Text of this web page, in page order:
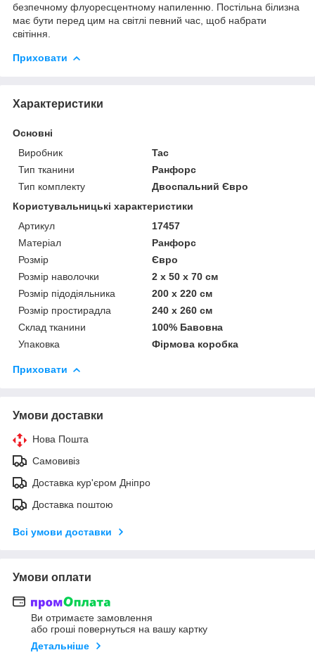
безпечному флуоресцентному напиленню. Постільна білизна
має бути перед цим на світлі певний час, щоб набрати
світіння.
Приховати
Характеристики
Основні
Виробник
Tac
Тип тканини
Ранфорс
Тип комплекту
Двоспальний Євро
Користувальницькі характеристики
Артикул
17457
Матеріал
Ранфорс
Розмір
Євро
Розмір наволочки
2 x 50 х 70 см
Розмір підодіяльника
200 х 220 см
Розмір простирадла
240 х 260 см
Склад тканини
100% Бавовна
Упаковка
Фірмова коробка
Приховати
Умови доставки
Нова Пошта
Самовивіз
Доставка кур'єром Дніпро
Доставка поштою
Всі умови доставки
Умови оплати
Ви отримаєте замовлення
або гроші повернуться на вашу картку
Детальніше